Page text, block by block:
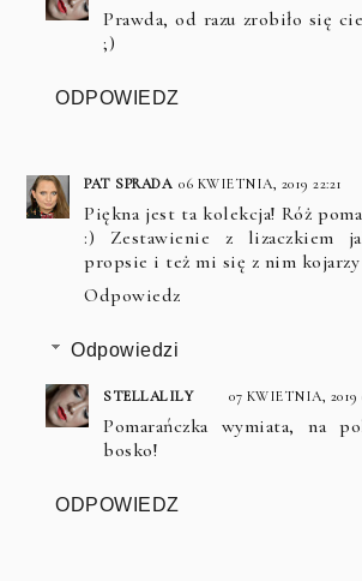
Prawda, od razu zrobiło się
;)
ODPOWIEDZ
PAT SPRADA 06 KWIETNIA, 2019 22:21
Piękna jest ta kolekcja! Róż
:) Zestawienie z lizaczkiem
propsie i też mi się z nim kojarzy
Odpowiedz
Odpowiedzi
STELLALILY 07 KWIETNIA, 2019
Pomarańczka wymiata, na
bosko!
ODPOWIEDZ